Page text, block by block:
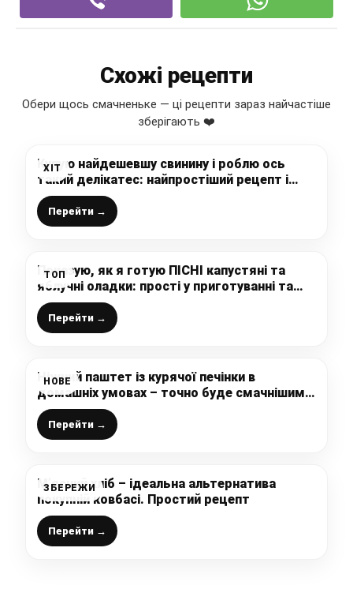
Схожі рецепти
Обери щось смачненьке — ці рецепти зараз найчастіше
зберігають ❤️
ХІТ
Купую найдешевшу свинину і роблю ось
такий делікатес: найпростіший рецепт і
ніякої духовки, а виходить так смачно, що і
ковбаси не треба
Перейти →
ТОП
Показую, як я готую ПІСНІ капустяні та
яблучні оладки: прості у приготуванні та
дуже смачні
Перейти →
НОВЕ
Ніжний паштет із курячої печінки в
домашніх умовах – точно буде смачнішим
за магазинний
Перейти →
ЗБЕРЕЖИ
М’ясний хліб – ідеальна альтернатива
покупній ковбасі. Простий рецепт
Перейти →